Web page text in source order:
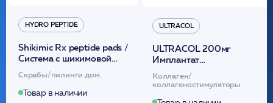
HYDRO PEPTIDE
Shikimic Rx peptide pads /
Cистема с шикимовой
кислотой обновляющая
(30шт) /HP
Скрабы/пилинги дом.
Товар в наличии
ULTRACOL
ULTRACOL 200мг
Имплантат
внутридермальный,
стерильный на основе
полидиоксанона
Коллаген/
коллагеностимуляторы